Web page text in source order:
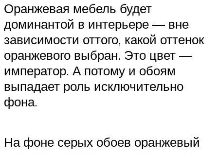
Оранжевая мебель будет
доминантой в интерьере — вне
зависимости оттого, какой оттенок
оранжевого выбран. Это цвет —
император. А потому и обоям
выпадает роль исключительно
фона.
На фоне серых обоев оранжевый